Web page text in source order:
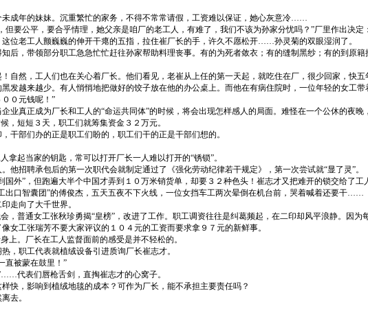
成年的妹妹。沉重繁忙的家务，不得不常常请假，工资难以保证，她心灰意冷……
要公平，要合乎情理，她父亲是咱厂的老工人，有难了，我们不该为孙家分忧吗？”厂里作出决
位老工人颤巍巍的伸开干瘪的五指，拉住崔厂长的手，许久不愿松开……孙灵菊的双眼湿润了。
后，带领部分职工急急忙忙赶往孙家帮助料理丧事。有的为死者敛衣；有的缝制黑纱；有的到
自然，工人们也在关心着厂长。他们看见，老崔从上任的第一天起，就吃住在厂，很少回家，快
发越来越少。有人悄悄地把做好的饺子放在他的办公桌上。而他在有病住院时，一位年轻的女工
０元钱呢！”
业真正成为厂长和工人的“命运共同体”的时候，将会出现怎样感人的局面。难怪在一个公休的夜
，短短３天，职工们就筹集资金３２万元。
干部们办的正是职工们盼的，职工们干的正是干部们想的。
拿起当家的钥匙，常可以打开厂长一人难以打开的“锈锁”。
他招聘承包后的第一次职代会就制定通过了《强化劳动纪律若干规定》，第一次尝试就“显了灵”。
外”，但跑遍大半个中国才弄到１０万米销货单，却要３２种色头！崔志才又把难开的锁交给了
出口智囊团”的傅俊杰，五天五夜不下火线，一位女挡车工两次晕倒在机台前，哭着喊着还要干……
走向了大千世界。
，普通女工张秋珍勇揭“皇榜”，改进了工作。职工调资往往是纠葛频起，在二印却风平浪静。因
女工张瑞芳不要大家评议的１０４元的工资而要求拿９７元的新鲜事。
上。厂长在工人监督面前的感受是并不轻松的。
，职工代表就植绒设备引进质询厂长崔志才。
直被蒙在鼓里！”
代表们唇枪舌剑，直掏崔志才的心窝子。
快，影响到植绒地毯的成本？可作为厂长，能不承担主要责任吗？
去。